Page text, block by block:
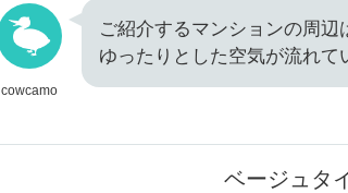
cowcamo
ご紹介するマンションの周
ゆったりとした空気が流れて
ベージュタ